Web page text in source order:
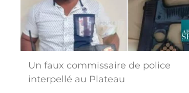
Un faux commissaire de police
interpellé au Plateau